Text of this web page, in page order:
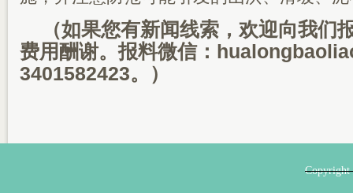
（如果您有新闻线索，欢迎向我们
费用酬谢。报料微信：
3401582423。）